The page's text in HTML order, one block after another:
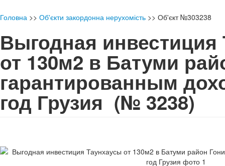
Головна >> Об'єкти закордонна нерухомість >> Об'єкт №303238
Выгодная
от 130м2 в Батуми
гарантированным
год Грузия (№ 3238)